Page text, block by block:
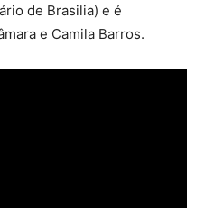
de Brasilia) e é
e Camila Barros.